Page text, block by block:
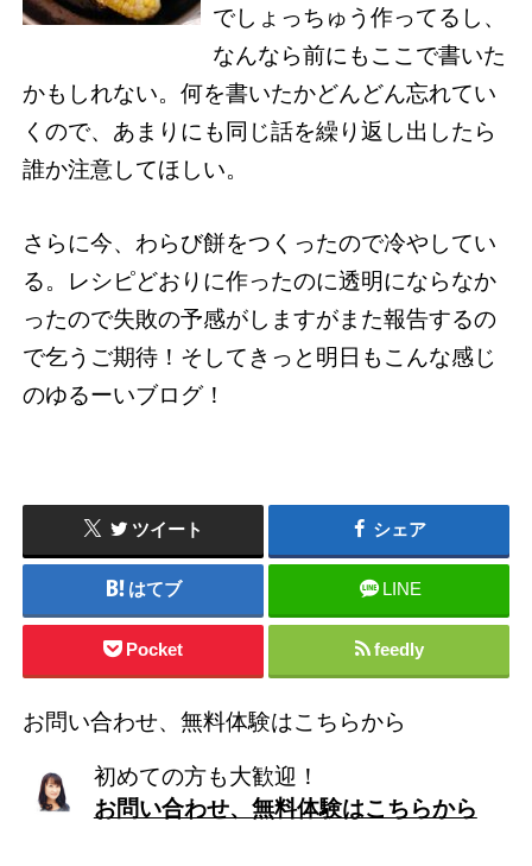
でしょっちゅう作ってるし、
なんなら前にもここで書いた
かもしれない。何を書いたかどんどん忘れてい
くので、あまりにも同じ話を繰り返し出したら
誰か注意してほしい。
さらに今、わらび餅をつくったので冷やしてい
る。レシピどおりに作ったのに透明にならなか
ったので失敗の予感がしますがまた報告するの
で乞うご期待！そしてきっと明日もこんな感じ
のゆるーいブログ！
ツイート シェア
はてブ LINE
Pocket feedly
お問い合わせ、無料体験はこちらから
初めての方も大歓迎！
お問い合わせ、無料体験はこちらから